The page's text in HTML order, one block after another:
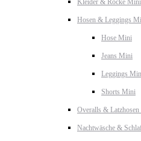
Kleider & Röcke Mini
Hosen & Leggings
Hose Mini
Jeans Mini
Leggings
Shorts Mini
Overalls &
Nachtwäsche &